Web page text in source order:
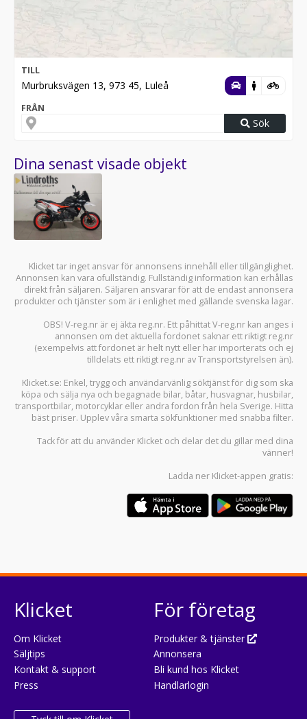
TILL
Murbruksvägen 13, 973 45, Luleå
FRÅN
Sök
Dina senast visade objekt
Klicket tar inget ansvar för annonsens innehåll eller tillgänglighet.
Annonsen kan vara ofullständig. Fullständig information kan erhållas
direkt från säljaren. Säljaren ansvarar för att de endast annonsera
produkter och tjänster som är i enlighet med gällande svenska lagar.
OBS! V-reg.nr är ej äkta reg.nr. Ett påhittat V-reg.nr kan anges i
annonsen om det aktuella fordonet saknar ett riktigt reg.nr
(exempelvis att fordonet är helt nytt eller har importerats och ej
tilldelats ett riktigt reg.nr av Transportstyrelsen än).
Klicket.se: Enkel, trygg och användarvänlig söktjänst för dig som ska
köpa och sälja nya och begagnade bilar, båtar, husvagnar, husbilar,
transportbilar, motorcyklar eller andra fordon från hela Sverige. Hitta
bäst priser. Upplev våra smarta sökfunktioner med snabba filter.
Tack för att du använder Klicket och delar det du gillar med dina
vänner!
Ladda ner Klicket-appen gratis:
Klicket
Om Klicket
Säljtips
Kontakt & support
Press
För företag
Produkter & tjänster
Annonsera
Bli kund hos Klicket
Handlarlogin